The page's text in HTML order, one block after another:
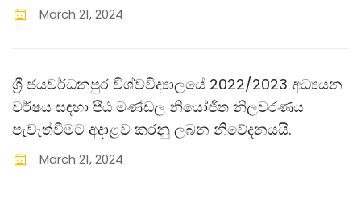
March 21,2024
ශ්‍රී ජයවර්ධනපුර විශ්වවිද්‍යාලයේ 2022/2023 අධ්‍යයන
වර්ෂය සඳහා පීඨ මණ්ඩල නියෝජිත නිලවරණය
පැවැත්වීමට අදාළව කරනු ලබන නිවේදනයයි.
March 21,2024